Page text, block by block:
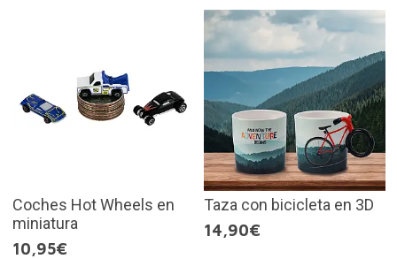
Coches Hot Wheels en
miniatura
10,95€
Taza con bicicleta en 3D
14,90€